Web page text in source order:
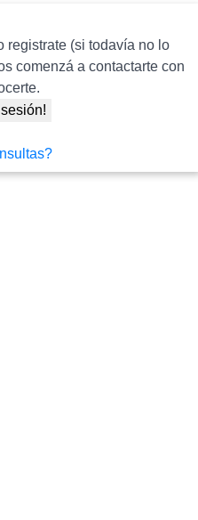
registrate (si todavía no lo
comenzá a contactarte con